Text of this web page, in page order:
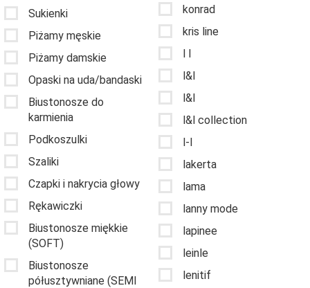
Sukienki
Piżamy męskie
Piżamy damskie
Opaski na uda/bandaski
Biustonosze do
karmienia
Podkoszulki
Szaliki
Czapki i nakrycia głowy
Rękawiczki
Biustonosze miękkie
(SOFT)
Biustonosze
półusztywniane (SEMI
konrad
kris line
l l
l&l
l&l
l&l collection
l-l
lakerta
lama
lanny mode
lapinee
leinle
lenitif